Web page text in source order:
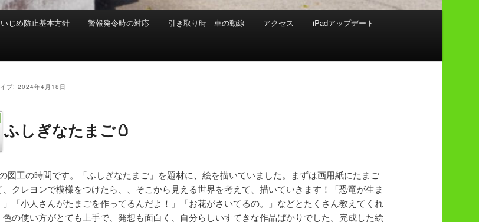
いじめ防止基本方針 警報発令時の対応 引き取り時 車の動線 アクセス iPadアップデート
ブ: 2024年4月18日
ふしぎなたまご🥚
図工の時間です。「ふしぎなたまご」を題材に、絵を描いていました。まずは画用紙にたまご
、クレヨンで模様をつけたら、、そこから見える世界を考えて、描いていきます！「恐竜が生ま
」「小人さんがたまごを作ってるんだよ！」「お花がさいてるの。」などとたくさん教えてくれ
色の使い方がとても上手で、発想も面白く、自分らしいすてきな作品ばかりでした。完成した絵